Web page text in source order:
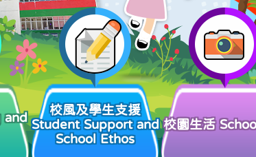
and
校風及學生支援
Student Support and
School Ethos
校園生活